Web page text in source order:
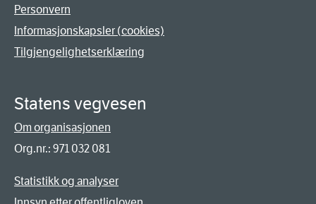
Personvern
Informasjonskapsler (cookies)
Tilgjengelighetserklæring
Statens vegvesen
Om organisasjonen
Org.nr.: 971 032 081
Statistikk og analyser